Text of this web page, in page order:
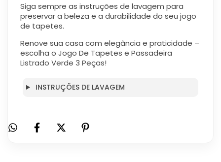
Siga sempre as instruções de lavagem para
preservar a beleza e a durabilidade do seu jogo
de tapetes.
Renove sua casa com elegância e praticidade –
escolha o Jogo De Tapetes e Passadeira
Listrado Verde 3 Peças!
INSTRUÇÕES DE LAVAGEM